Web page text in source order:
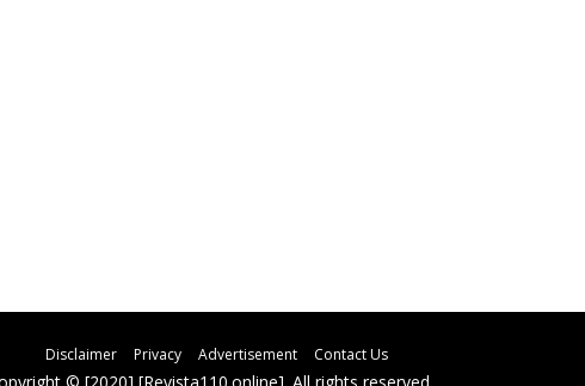
Disclaimer Privacy Advertisement Contact Us
© [2020] [Revista110.online]. All rights reserved.